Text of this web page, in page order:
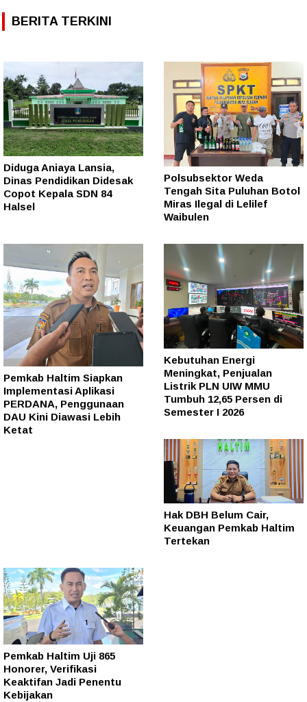
BERITA TERKINI
Diduga Aniaya Lansia,
Dinas Pendidikan Didesak
Copot Kepala SDN 84
Halsel
Polsubsektor Weda
Tengah Sita Puluhan Botol
Miras Ilegal di Lelilef
Waibulen
Pemkab Haltim Siapkan
Implementasi Aplikasi
PERDANA, Penggunaan
DAU Kini Diawasi Lebih
Ketat
Kebutuhan Energi
Meningkat, Penjualan
Listrik PLN UIW MMU
Tumbuh 12,65 Persen di
Semester I 2026
Hak DBH Belum Cair,
Keuangan Pemkab Haltim
Tertekan
Pemkab Haltim Uji 865
Honorer, Verifikasi
Keaktifan Jadi Penentu
Kebijakan